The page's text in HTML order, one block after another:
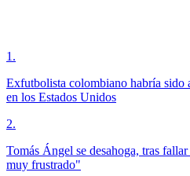
1 .
Exfutbolista colombiano habría sido
en los Estados Unidos
2.
Tomás Ángel se desahoga, tras
muy frustrado"